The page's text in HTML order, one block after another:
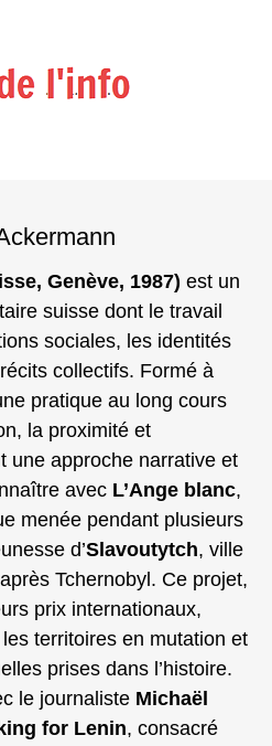
Genève, 1987) est un
suisse dont le travail
sociales, les identités
collectifs. Formé à
pratique au long cours
la proximité et
une approche narrative et
avec L’Ange blanc,
menée pendant plusieurs
d’Slavoutytch, ville
Tchernobyl. Ce projet,
prix internationaux,
territoires en mutation et
prises dans l’histoire.
le journaliste Michaël
for Lenin, consacré